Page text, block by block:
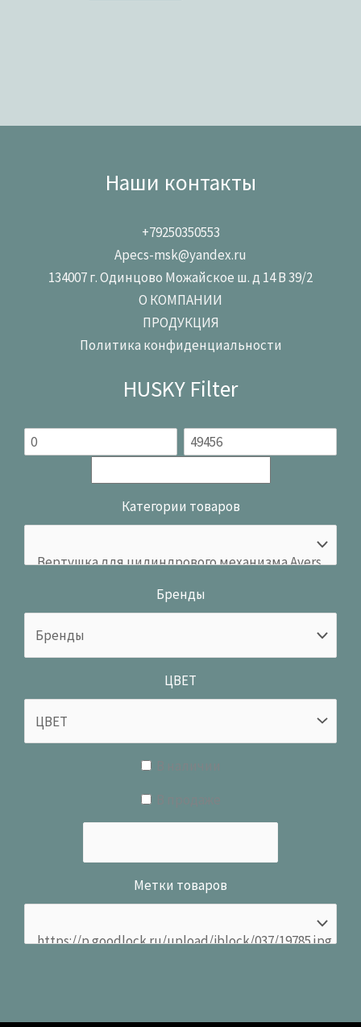
Наши контакты
+79250350553
Apecs-msk@yandex.ru
134007 г. Одинцово Можайское ш. д 14 В 39/2
О КОМПАНИИ
ПРОДУКЦИЯ
Политика конфиденциальности
HUSKY Filter
Категории товаров
Бренды
ЦВЕТ
Метки товаров